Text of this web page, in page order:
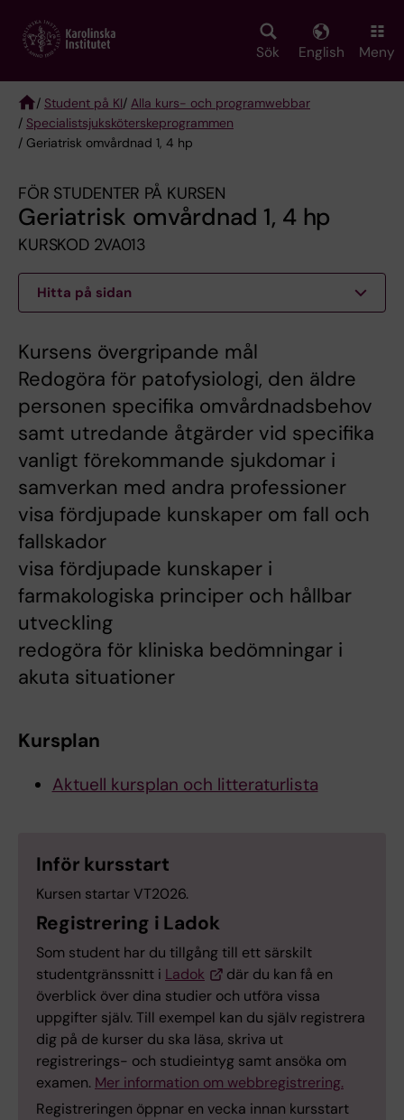
main
Sök English Meny
Breadcrumb
/ Student på KI/ Alla kurs- och programwebbar
/ Specialist­sjuksköterske­programmen
/ Geriatrisk omvårdnad 1, 4 hp
FÖR STUDENTER PÅ KURSEN
Geriatrisk omvårdnad 1, 4 hp
KURSKOD 2VA013
Hitta på sidan
Kursens övergripande mål
Redogöra för patofysiologi, den äldre
personen specifika omvårdnadsbehov
samt utredande åtgärder vid specifika
vanligt förekommande sjukdomar i
samverkan med andra professioner
visa fördjupade kunskaper om fall och
fallskador
visa fördjupade kunskaper i
farmakologiska principer och hållbar
utveckling
redogöra för kliniska bedömningar i
akuta situationer
Kursplan
Aktuell kursplan och litteraturlista
Inför kursstart
Kursen startar VT2026.
Registrering i Ladok
Som student har du tillgång till ett särskilt
studentgränssnitt i Ladok
där du kan få en
överblick över dina studier och utföra vissa
uppgifter själv. Till exempel kan du själv registrera
dig på de kurser du ska läsa, skriva ut
registrerings- och studieintyg samt ansöka om
examen. Mer information om webbregistrering.
Registreringen öppnar en vecka innan kursstart